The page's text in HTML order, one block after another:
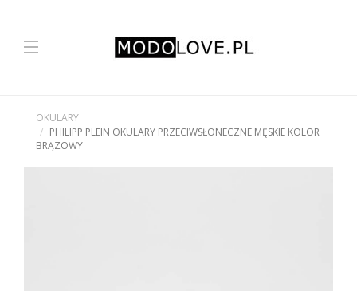
OKULARY
PHILIPP PLEIN OKULARY PRZECIWSŁONECZNE MĘSKIE KOLOR
BRĄZOWY